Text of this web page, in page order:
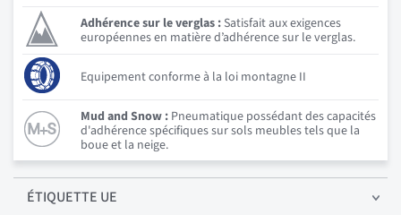
Adhérence sur le verglas :Satisfait aux exigences
européennes en matière d’adhérence sur le verglas.
Equipement conforme à la loi montagne II
Mud and Snow : Pneumatique possédant des capacités
d'adhérence spécifiques sur sols meubles tels que la
boue et la neige.
ÉTIQUETTE UE